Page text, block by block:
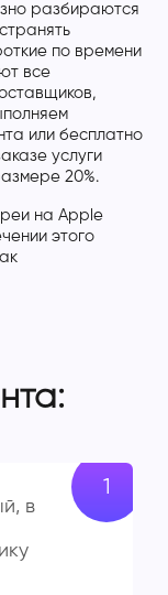
разбираются
по времени
все
или бесплатно
услуги
20%.
на Apple
этого
в